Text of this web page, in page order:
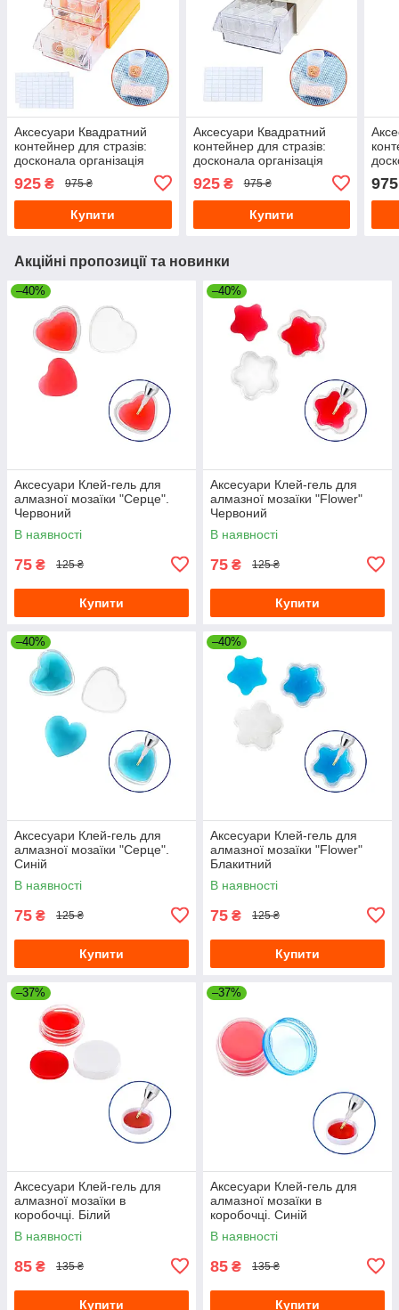
Аксесуари Квадратний
контейнер для стразів:
досконала організація
вашого творчого Процесу
925 ₴ 975 ₴
Купити
Аксесуари Квадратний
контейнер для стразів:
досконала організація
вашого творчого Процесу
925₴ 975 ₴
Купити
975
Акційні пропозиції та новинки
–40%
Аксесуари Клей-гель для
алмазної мозаїки "Серце".
Червоний
В наявності
75 ₴ 125 ₴
Купити
–40%
Аксесуари Клей-гель для
алмазної мозаїки "Flower"
Червоний
В наявності
75 ₴ 125 ₴
Купити
–40%
Аксесуари Клей-гель для
алмазної мозаїки "Серце".
Синій
В наявності
75 ₴ 125 ₴
Купити
–40%
Аксесуари Клей-гель для
алмазної мозаїки "Flower"
Блакитний
В наявності
75 ₴ 125 ₴
Купити
–37%
Аксесуари Клей-гель для
алмазної мозаїки в
коробочці. Білий
В наявності
85 ₴ 135 ₴
Купити
–37%
Аксесуари Клей-гель для
алмазної мозаїки в
коробочці. Синій
В наявності
85 ₴ 135 ₴
Купити